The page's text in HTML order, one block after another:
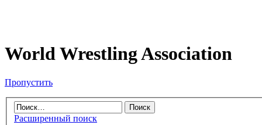
World Wrestling Association
Пропустить
Расширенный поиск